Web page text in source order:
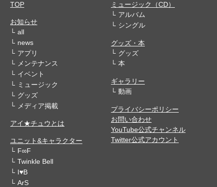
TOP
お知らせ
all
news
アプリ
メンテナンス
イベント
ミュージック
グッズ
メディア掲載
アイ★チュウとは
ユニット&キャラクター
F∞F
Twinkle Bell
I♥B
ArS
ミュージック（CD）
アルバム
シングル
グッズ・本
グッズ
本
ギャラリー
動画
プライバシーポリシー
お問い合わせ
YouTube公式チャンネル
Twitter公式アカウント